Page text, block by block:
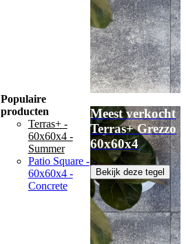
Populaire
producten
Terras+ -
60x60x4 -
Summer
Patio Square -
60x60x4 -
Concrete
Meest verkocht
Terras+ Grezzo
60x60x4
Bekijk deze tegel